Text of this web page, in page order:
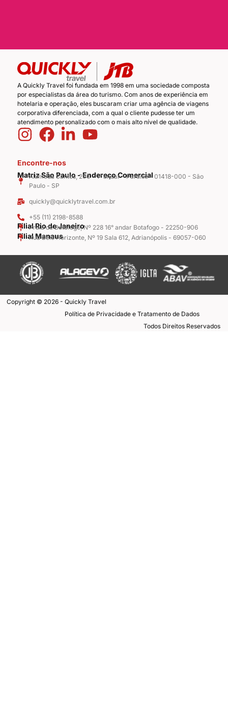
A Quickly Travel foi fundada em 1998 em uma sociedade composta
por especialistas da área do turismo. Com anos de experiência em
hotelaria e operação, eles buscaram criar uma agência de viagens
corporativa diferenciada, com a qual o cliente pudesse ter um
atendimento personalizado com o mais alto nível de qualidade.
Encontre-nos
Matriz São Paulo - Endereço Comercial
Alameda Santos, 200 - 1° andar - Paraíso - 01418-000 - São
Paulo - SP
quickly@quicklytravel.com.br
+55 (11) 2198-8588
Filial Rio de Janeiro
Praia de Botafogo, Nº 228 16° andar Botafogo - 22250-906
Filial Manaus
Rua Belo Horizonte, Nº 19 Sala 612, Adrianópolis - 69057-060
Copyright © 2026 - Quickly Travel
Política de Privacidade e Tratamento de Dados
Todos Direitos Reservados